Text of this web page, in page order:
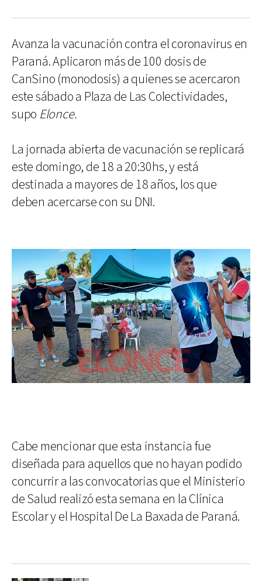
Avanza la vacunación contra el coronavirus en
Paraná. Aplicaron más de 100 dosis de
CanSino (monodosis) a quienes se acercaron
este sábado a Plaza de Las Colectividades,
supo Elonce.
La jornada abierta de vacunación se replicará
este domingo, de 18 a 20:30hs, y está
destinada a mayores de 18 años, los que
deben acercarse con su DNI.
Cabe mencionar que esta instancia fue
diseñada para aquellos que no hayan podido
concurrir a las convocatorias que el Ministerio
de Salud realizó esta semana en la Clínica
Escolar y el Hospital De La Baxada de Paraná.